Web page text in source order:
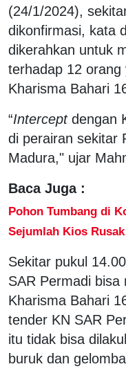
(24/1/2024),
dikonfirmasi, kata
dikerahkan untuk
terhadap 12 orang
Kharisma Bahari
“Interceptdengan
di perairan sekitar
Madura," ujar
Baca Juga :
Pohon Tumbang di
Sejumlah Kios Rusak
Sekitar pukul
SAR Permadi bisa
Kharisma Bahari
tender KN SAR
itu tidak bisa
buruk dan